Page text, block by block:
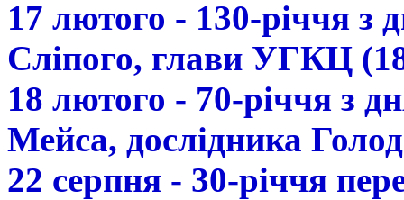
17 лютого - 130-річчя з
Сліпого, глави УГКЦ
18 лютого - 70-річчя з
Мейса, дослідника
22 серпня - 30-річчя